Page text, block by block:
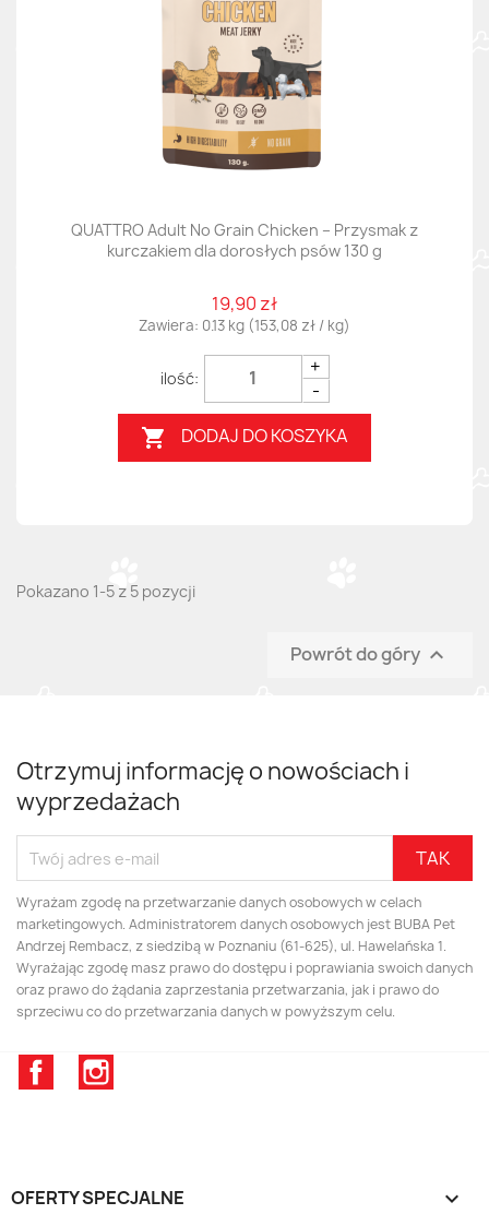
QUATTRO Adult No Grain Chicken – Przysmak z
kurczakiem dla dorosłych psów 130 g
19,90 zł
Zawiera: 0.13 kg (153,08 zł / kg)
+
-
 DODAJ DO KOSZYKA
Pokazano 1-5 z 5 pozycji
Powrót do góry 
Otrzymuj informację o nowościach i
wyprzedażach
Wyrażam zgodę na przetwarzanie danych osobowych w celach
marketingowych. Administratorem danych osobowych jest BUBA Pet
Andrzej Rembacz, z siedzibą w Poznaniu (61-625), ul. Hawelańska 1.
Wyrażając zgodę masz prawo do dostępu i poprawiania swoich danych
oraz prawo do żądania zaprzestania przetwarzania, jak i prawo do
sprzeciwu co do przetwarzania danych w powyższym celu.
Facebook
OFERTY SPECJALNE 